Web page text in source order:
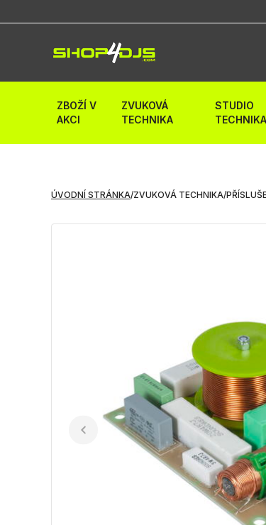
ZBOŽÍ V
AKCI
ZVUKOVÁ
TECHNIKA
STUDIO
TECHNIKA
ÚVODNÍ STRÁNKA/ZVUKOVÁ TECHNIKA/